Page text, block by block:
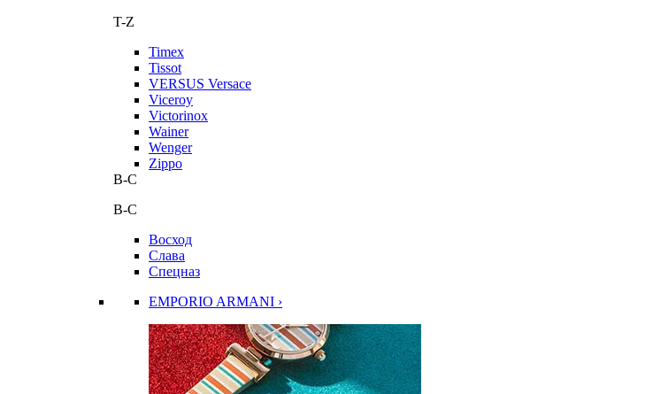
T-Z
Timex
Tissot
VERSUS Versace
Viceroy
Victorinox
Wainer
Wenger
Zippo
В-С
В-С
Восход
Слава
Спецназ
EMPORIO ARMANI ›